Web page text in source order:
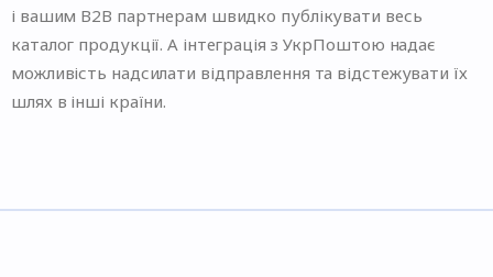
і вашим B2B партнерам швидко публікувати весь
каталог продукції. А інтеграція з УкрПоштою надає
можливість надсилати відправлення та відстежувати їх
шлях в інші країни.